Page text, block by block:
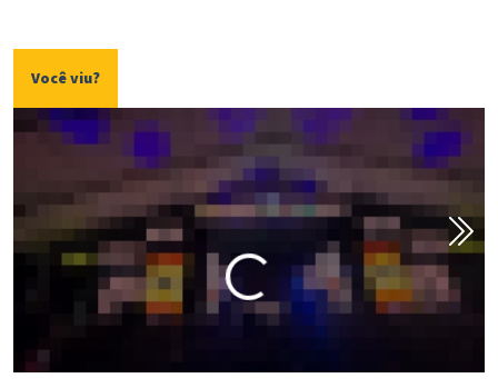
Você viu?